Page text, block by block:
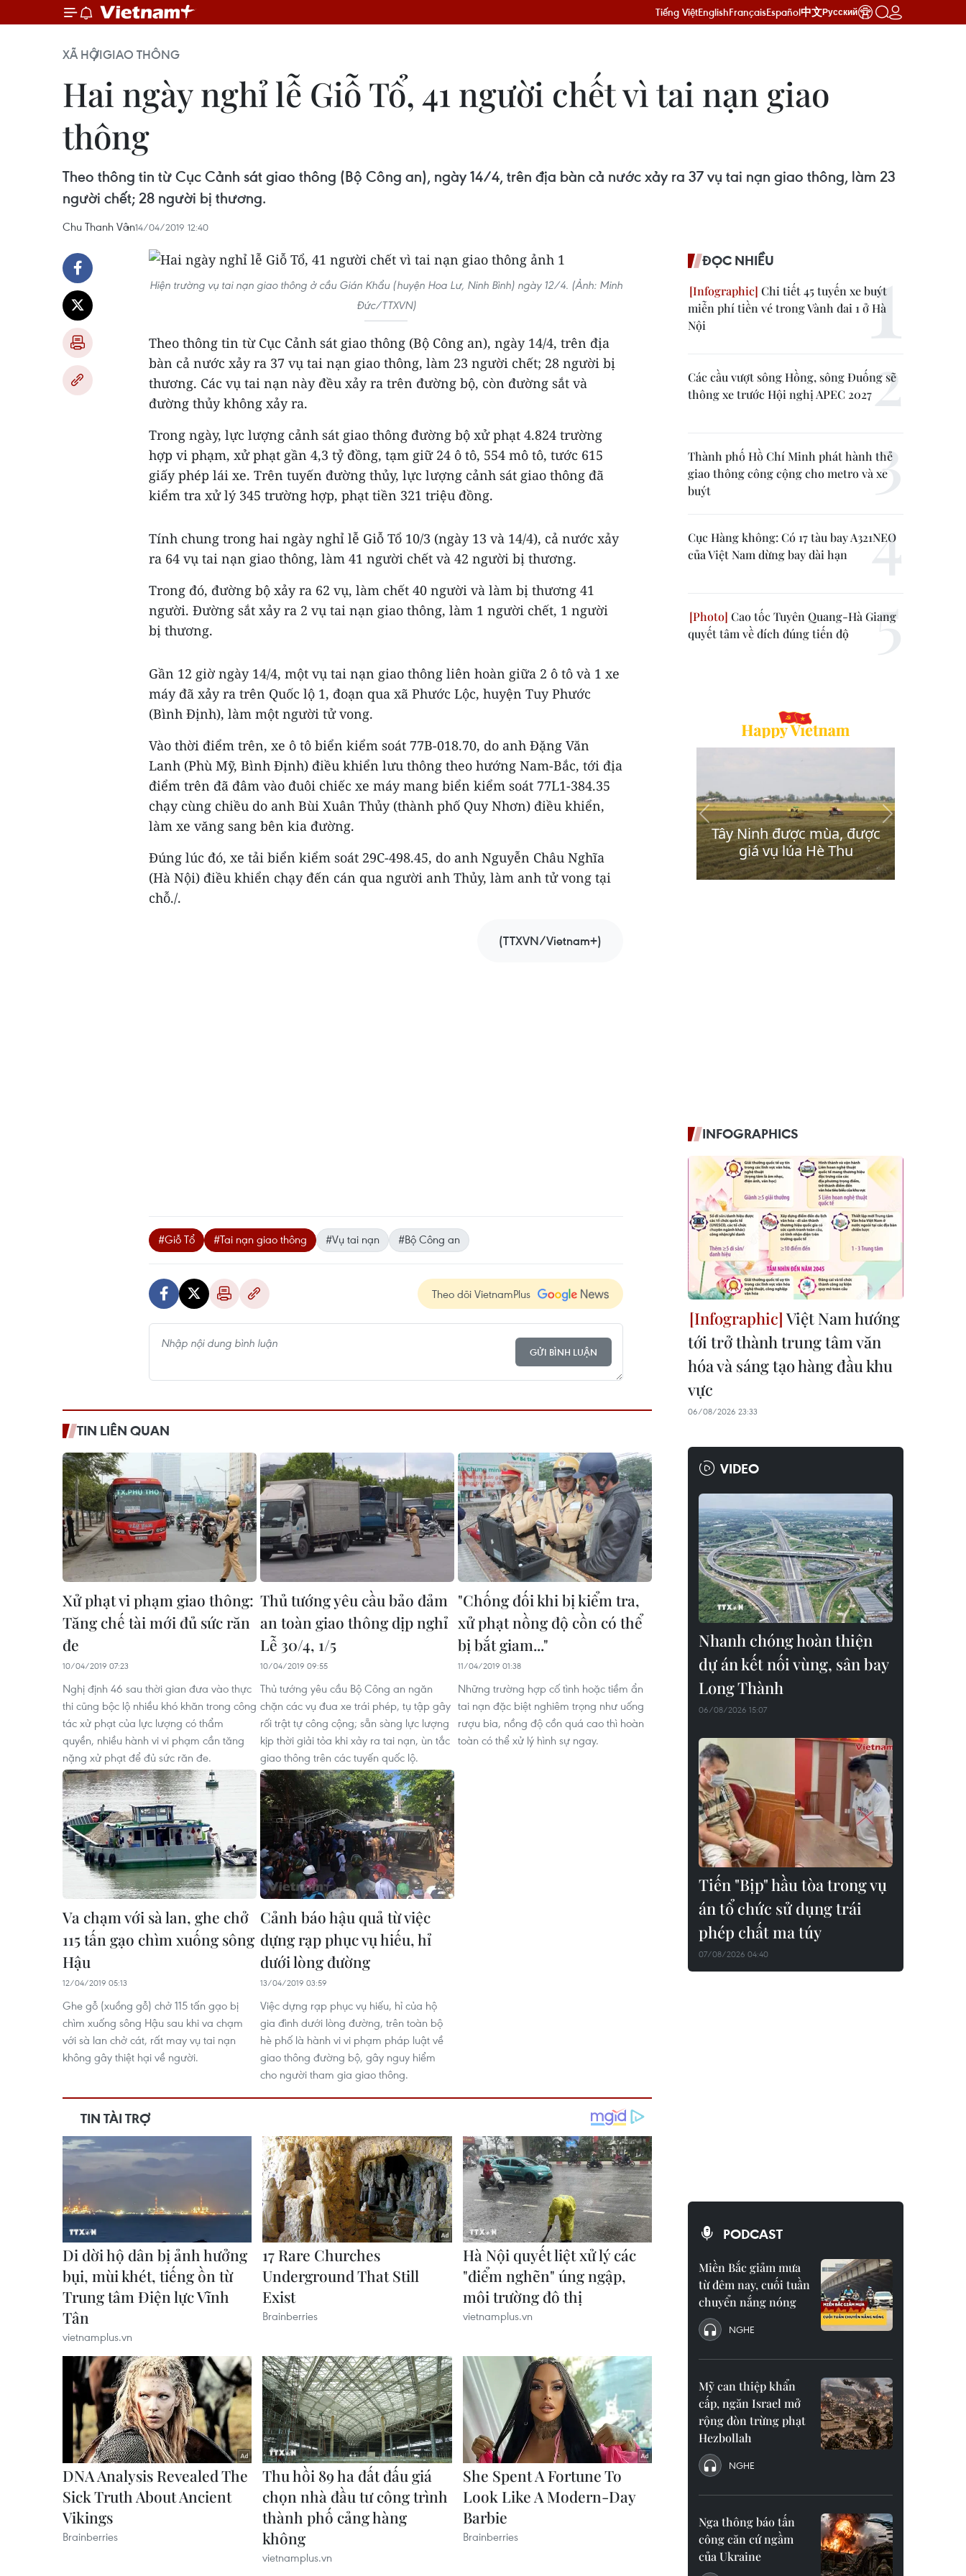
Tiếng ViệtEnglishFrançaisEspañol中文Русский
XÃ HỘIGIAO THÔNG
Hai ngày nghỉ lễ Giỗ Tổ, 41 người chết vì tai nạn giao
thông
Theo thông tin từ Cục Cảnh sát giao thông (Bộ Công an), ngày 14/4, trên địa bàn cả nước xảy ra 37 vụ tai nạn giao thông, làm 23
người chết; 28 người bị thương.
Chu Thanh Vân14/04/2019 12:40
Hiện trường vụ tai nạn giao thông ở cầu Gián Khẩu (huyện Hoa Lư, Ninh Bình) ngày 12/4. (Ảnh: Minh
Đức/TTXVN)
Theo thông tin từ Cục Cảnh sát giao thông (Bộ Công an), ngày 14/4, trên địa
bàn cả nước xảy ra 37 vụ tai nạn giao thông, làm 23 người chết; 28 người bị
thương. Các vụ tai nạn này đều xảy ra trên đường bộ, còn đường sắt và
đường thủy không xảy ra.
Trong ngày, lực lượng cảnh sát giao thông đường bộ xử phạt 4.824 trường
hợp vi phạm, xử phạt gần 4,3 tỷ đồng, tạm giữ 24 ô tô, 554 mô tô, tước 615
giấy phép lái xe. Trên tuyến đường thủy, lực lượng cảnh sát giao thông đã
kiểm tra xử lý 345 trường hợp, phạt tiền 321 triệu đồng.
Tính chung trong hai ngày nghỉ lễ Giỗ Tổ 10/3 (ngày 13 và 14/4), cả nước xảy
ra 64 vụ tai nạn giao thông, làm 41 người chết và 42 người bị thương.
Trong đó, đường bộ xảy ra 62 vụ, làm chết 40 người và làm bị thương 41
người. Đường sắt xảy ra 2 vụ tai nạn giao thông, làm 1 người chết, 1 người
bị thương.
Gần 12 giờ ngày 14/4, một vụ tai nạn giao thông liên hoàn giữa 2 ô tô và 1 xe
máy đã xảy ra trên Quốc lộ 1, đoạn qua xã Phước Lộc, huyện Tuy Phước
(Bình Định), làm một người tử vong.
Vào thời điểm trên, xe ô tô biển kiểm soát 77B-018.70, do anh Đặng Văn
Lanh (Phù Mỹ, Bình Định) điều khiển lưu thông theo hướng Nam-Bắc, tới địa
điểm trên đã đâm vào đuôi chiếc xe máy mang biển kiểm soát 77L1-384.35
chạy cùng chiều do anh Bùi Xuân Thủy (thành phố Quy Nhơn) điều khiển,
làm xe văng sang bên kia đường.
Đúng lúc đó, xe tải biển kiểm soát 29C-498.45, do anh Nguyễn Châu Nghĩa
(Hà Nội) điều khiển chạy đến cán qua người anh Thủy, làm anh tử vong tại
chỗ./.
(TTXVN/Vietnam+)
#Giỗ Tổ #Tai nạn giao thông #Vụ tai nạn #Bộ Công an
Theo dõi VietnamPlus
GỬI BÌNH LUẬN
TIN LIÊN QUAN
Xử phạt vi phạm giao thông:
Tăng chế tài mới đủ sức răn
đe
10/04/2019 07:23
Nghị định 46 sau thời gian đưa vào thực
thi cũng bộc lộ nhiều khó khăn trong công
tác xử phạt của lực lượng có thẩm
quyền, nhiều hành vi vi phạm cần tăng
nặng xử phạt để đủ sức răn đe.
Thủ tướng yêu cầu bảo đảm
an toàn giao thông dịp nghỉ
Lễ 30/4, 1/5
10/04/2019 09:55
Thủ tướng yêu cầu Bộ Công an ngăn
chặn các vụ đua xe trái phép, tụ tập gây
rối trật tự công cộng; sẵn sàng lực lượng
kịp thời giải tỏa khi xảy ra tai nạn, ùn tắc
giao thông trên các tuyến quốc lộ.
"Chống đối khi bị kiểm tra,
xử phạt nồng độ cồn có thể
bị bắt giam..."
11/04/2019 01:38
Những trường hợp cố tình hoặc tiềm ẩn
tai nạn đặc biệt nghiêm trọng như uống
rượu bia, nồng độ cồn quá cao thì hoàn
toàn có thể xử lý hình sự ngay.
Va chạm với sà lan, ghe chở
115 tấn gạo chìm xuống sông
Hậu
12/04/2019 05:13
Ghe gỗ (xuồng gỗ) chở 115 tấn gạo bị
chìm xuống sông Hậu sau khi va chạm
với sà lan chở cát, rất may vụ tai nạn
không gây thiệt hại về người.
Cảnh báo hậu quả từ việc
dựng rạp phục vụ hiếu, hỉ
dưới lòng đường
13/04/2019 03:59
Việc dựng rạp phục vụ hiếu, hỉ của hộ
gia đình dưới lòng đường, trên toàn bộ
hè phố là hành vi vi phạm pháp luật về
giao thông đường bộ, gây nguy hiểm
cho người tham gia giao thông.
ĐỌC NHIỀU
Chi tiết 45 tuyến xe buýt
miễn phí tiền vé trong Vành đai 1 ở Hà
Nội
Các cầu vượt sông Hồng, sông Đuống sẽ
thông xe trước Hội nghị APEC 2027
Thành phố Hồ Chí Minh phát hành thẻ
giao thông công cộng cho metro và xe
buýt
Cục Hàng không: Có 17 tàu bay A321NEO
của Việt Nam dừng bay dài hạn
Cao tốc Tuyên Quang-Hà Giang
quyết tâm về đích đúng tiến độ
INFOGRAPHICS
Việt Nam hướng
tới trở thành trung tâm văn
hóa và sáng tạo hàng đầu khu
vực
06/08/2026 23:33
VIDEO
Nhanh chóng hoàn thiện
dự án kết nối vùng, sân bay
Long Thành
06/08/2026 15:07
Tiến "Bịp" hầu tòa trong vụ
án tổ chức sử dụng trái
phép chất ma túy
07/08/2026 04:40
PODCAST
Miền Bắc giảm mưa
từ đêm nay, cuối tuần
chuyển nắng nóng
NGHE
Mỹ can thiệp khẩn
cấp, ngăn Israel mở
rộng đòn trừng phạt
Hezbollah
NGHE
Nga thông báo tấn
công căn cứ ngầm
của Ukraine